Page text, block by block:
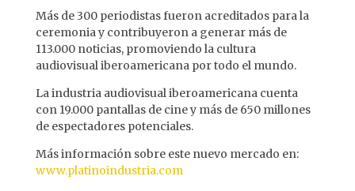
Más de 300 periodistas fueron acreditados para la
ceremonia y contribuyeron a generar más de
113.000 noticias, promoviendo la cultura
audiovisual iberoamericana por todo el mundo.
La industria audiovisual iberoamericana cuenta
con 19.000 pantallas de cine y más de 650 millones
de espectadores potenciales.
Más información sobre este nuevo mercado en:
www.platinoindustria.com